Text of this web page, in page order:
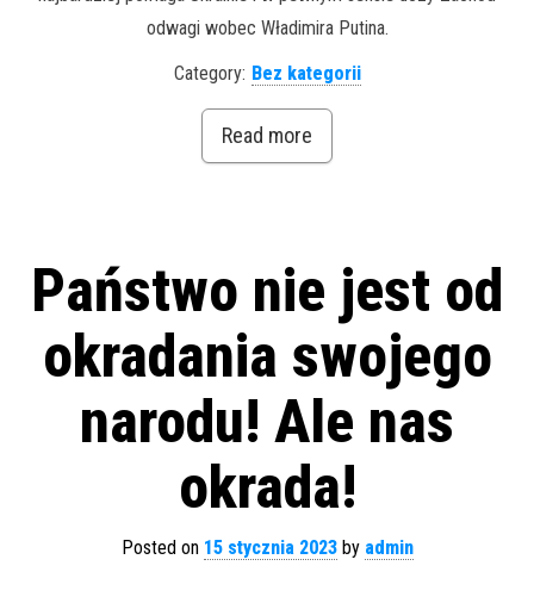
odwagi wobec Władimira Putina.
Category: Bez kategorii
Read more
Państwo nie jest od
okradania swojego
narodu! Ale nas
okrada!
Posted on 15 stycznia 2023by admin